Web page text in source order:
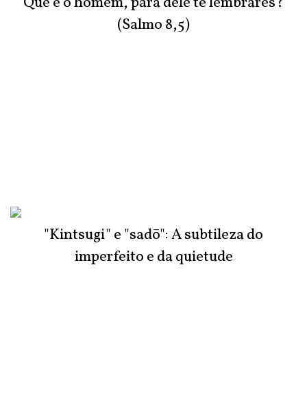
(Salmo 8,5)
"Kintsugi" e "sadō": A subtileza do
imperfeito e da quietude